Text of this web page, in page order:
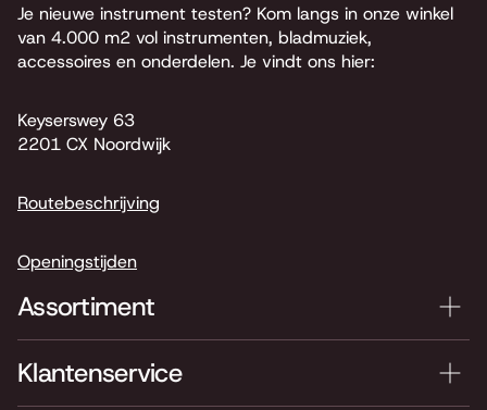
Assortiment
Klantenservice
Je nieuwe instrument testen? Kom langs in onze winkel
van 4.000 m2 vol instrumenten, bladmuziek,
accessoires en onderdelen. Je vindt ons hier:
Keyserswey 63
2201 CX Noordwijk
Routebeschrijving
Openingstijden